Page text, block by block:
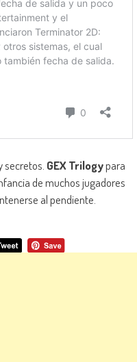
secretos. GEX Trilogypara
de muchos jugadores
al pendiente.